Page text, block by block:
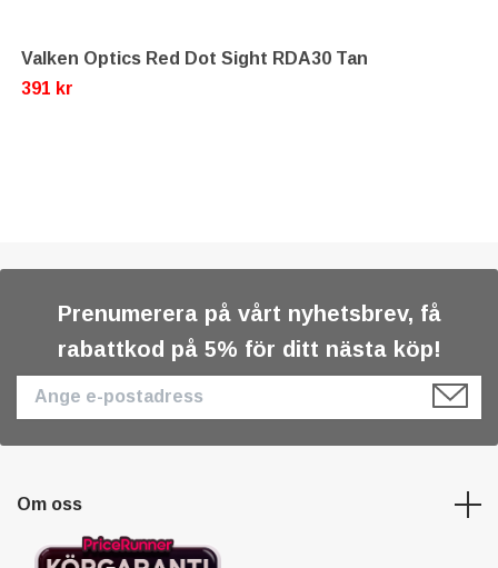
Valken Optics Red Dot Sight RDA30 Tan
391 kr
Prenumerera på vårt nyhetsbrev, få
rabattkod på 5% för ditt nästa köp!
Om oss